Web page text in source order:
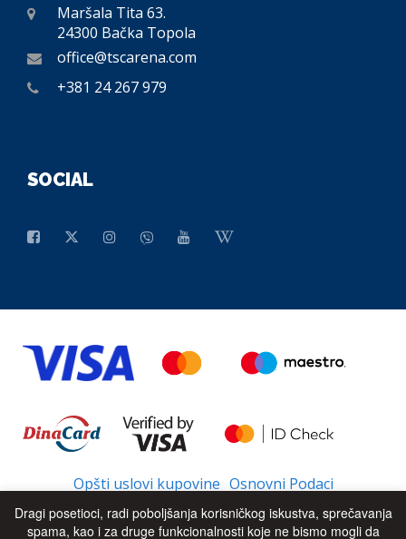
Maršala Tita 63.
24300 Bačka Topola
office@tscarena.com
+381 24 267 979
SOCIAL
Opšti uslovi kupovine Osnovni Podaci
Dragi posetioci, radi poboljšanja korisničkog iskustva, sprečavanja
spama, kao i za druge funkcionalnosti koje ne bismo mogli da